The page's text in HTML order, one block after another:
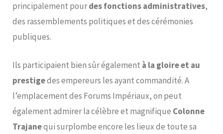
principalement pourdes fonctions administratives,
des rassemblements politiques et des cérémonies
publiques.
Ils participaient bien sûr également à la gloire et au
prestigedes empereurs les ayant commandité. A
l’emplacement des Forums Impériaux, on peut
également admirer la célèbre et magnifique Colonne
Trajanequi surplombe encore les lieux de toute sa